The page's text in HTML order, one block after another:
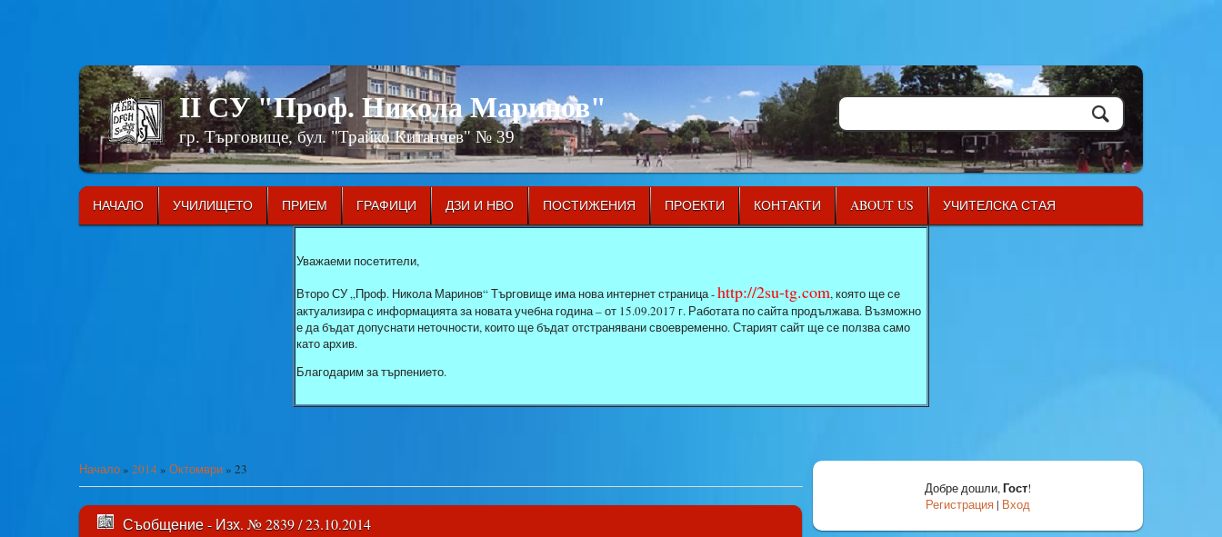
II СУ "Проф. Никола Маринов"
гр. Търговище, бул. "Трайко Китанчев" № 39
НАЧАЛО УЧИЛИЩЕТО ПРИЕМ ГРАФИЦИ ДЗИ И НВО ПОСТИЖЕНИЯ ПРОЕКТИ КОНТАКТИ ABOUT US УЧИТЕЛСКА СТАЯ
Уважаеми посетители,
Второ СУ „Проф. Никола Маринов“ Търговище има нова интернет страница -http://2su-tg.com, която ще се
актуализира с информацията за новата учебна година – от 15.09.2017 г. Работата по сайта продължава. Възможно
е да бъдат допуснати неточности, които ще бъдат отстранявани своевременно. Старият сайт ще се ползва само
като архив.
Благодарим за търпението.
Начало» 2014 » Октомври» 23
Съобщение - Изх. № 2839 / 23.10.2014
Добре дошли,Гост!
Регистрация| Вход